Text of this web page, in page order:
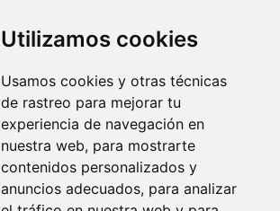
Utilizamos cookies
Usamos cookies y otras técnicas
de rastreo para mejorar tu
experiencia de navegación en
nuestra web, para mostrarte
contenidos personalizados y
anuncios adecuados, para analizar